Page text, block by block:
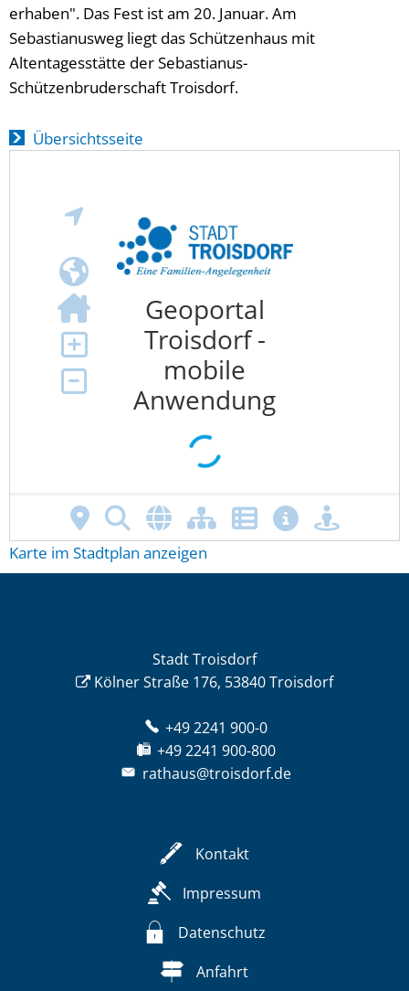
erhaben". Das Fest ist am 20. Januar. Am
Sebastianusweg liegt das Schützenhaus mit
Altentagesstätte der Sebastianus-
Schützenbruderschaft Troisdorf.
Übersichtsseite
Karte im Stadtplan anzeigen
Stadt Troisdorf
Kölner Straße 176, 53840 Troisdorf
+49 2241 900-0
+49 2241 900-800
rathaus@troisdorf.de
Kontakt
Impressum
Datenschutz
Anfahrt